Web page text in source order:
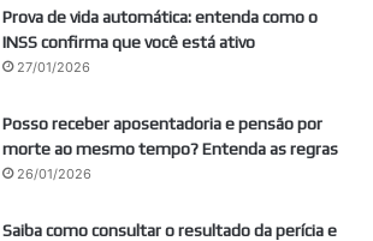
Prova de vida automática: entenda como o
INSS confirma que você está ativo
27/01/2026
Posso receber aposentadoria e pensão por
morte ao mesmo tempo? Entenda as regras
26/01/2026
Saiba como consultar o resultado da perícia e